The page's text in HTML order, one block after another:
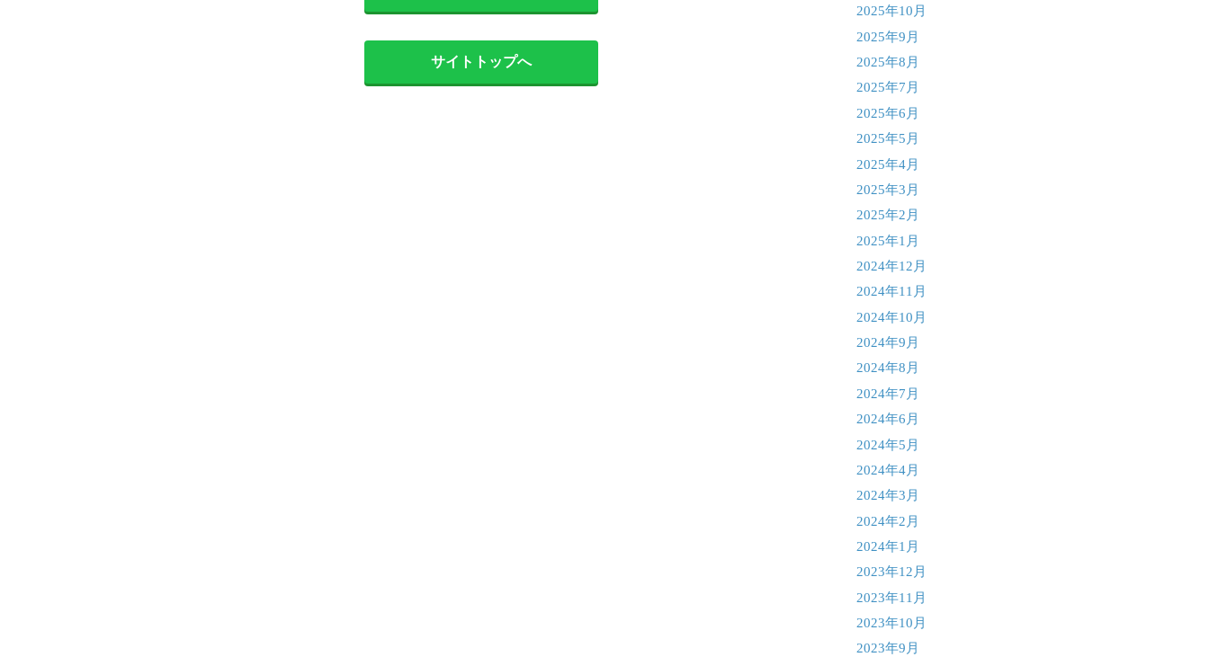
サイトトップへ
2025年10月
2025年9月
2025年8月
2025年7月
2025年6月
2025年5月
2025年4月
2025年3月
2025年2月
2025年1月
2024年12月
2024年11月
2024年10月
2024年9月
2024年8月
2024年7月
2024年6月
2024年5月
2024年4月
2024年3月
2024年2月
2024年1月
2023年12月
2023年11月
2023年10月
2023年9月